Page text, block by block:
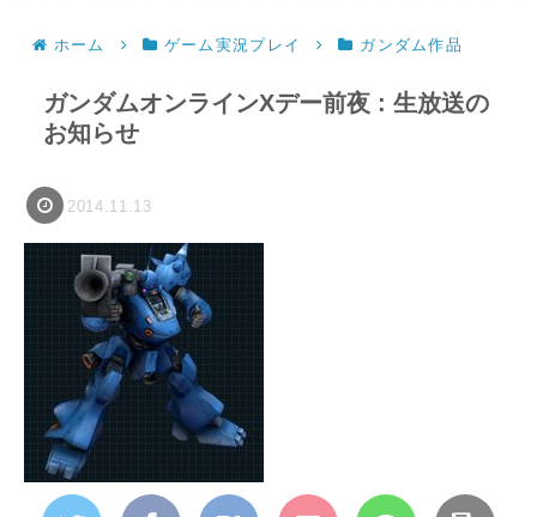
ホーム ゲーム実況プレイ ガンダム作品
ガンダムオンラインXデー前夜 : 生放送の
お知らせ
2014.11.13